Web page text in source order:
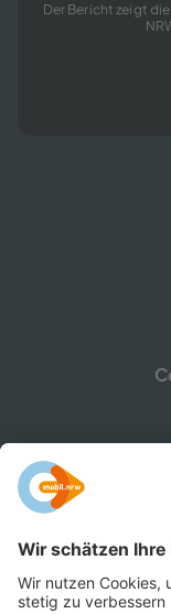
Der Bericht zeigt